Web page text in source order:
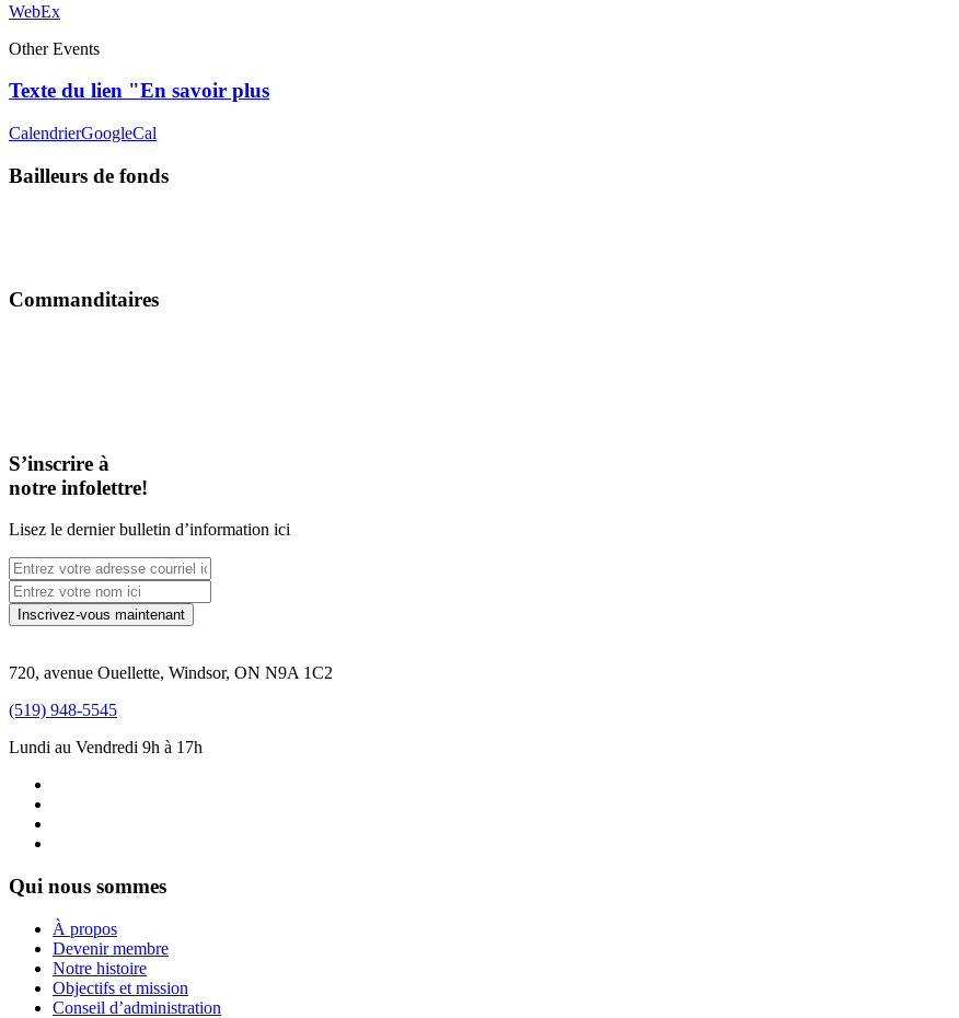
WebEx
Other Events
Texte du lien "En savoir plus
CalendrierGoogleCal
Bailleurs de fonds
Commanditaires
S’inscrire à
notre infolettre!
Lisez le dernier bulletin d’information ici
720, avenue Ouellette, Windsor, ON N9A 1C2
(519) 948-5545
Lundi au Vendredi 9h à 17h
Qui nous sommes
À propos
Devenir membre
Notre histoire
Objectifs et mission
Conseil d’administration